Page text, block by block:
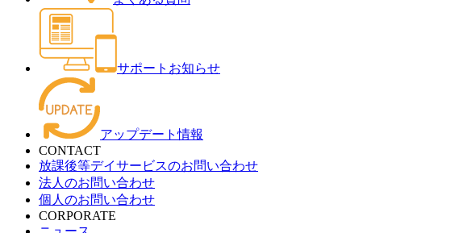
サポートお知らせ
アップデート情報
CONTACT
放課後等デイサービスのお問い合わせ
法人のお問い合わせ
個人のお問い合わせ
CORPORATE